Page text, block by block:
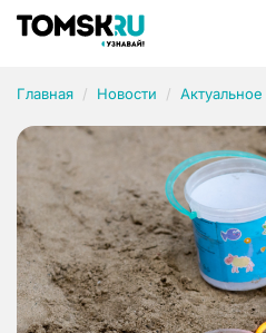
Главная Новости Актуальное